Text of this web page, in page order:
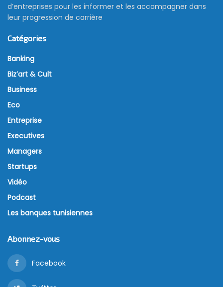
d’entreprises pour les informer et les accompagner dans
leur progression de carrière
Catégories
Banking
Biz’art & Cult
Business
Eco
Entreprise
Executives
Managers
Startups
Vidéo
Podcast
Les banques tunisiennes
Abonnez-vous
Facebook